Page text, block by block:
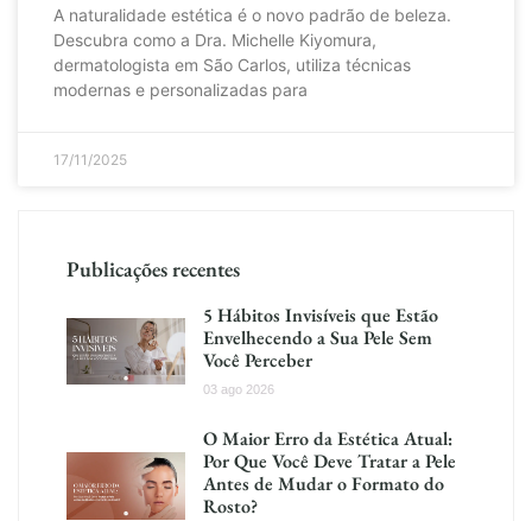
A naturalidade estética é o novo padrão de beleza.
Descubra como a Dra. Michelle Kiyomura,
dermatologista em São Carlos, utiliza técnicas
modernas e personalizadas para
17/11/2025
Publicações recentes
5 Hábitos Invisíveis que Estão
Envelhecendo a Sua Pele Sem
Você Perceber
03 ago 2026
O Maior Erro da Estética Atual:
Por Que Você Deve Tratar a Pele
Antes de Mudar o Formato do
Rosto?